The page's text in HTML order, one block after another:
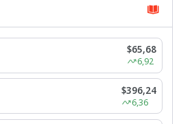
$65,68
6,92
$396,24
6,36